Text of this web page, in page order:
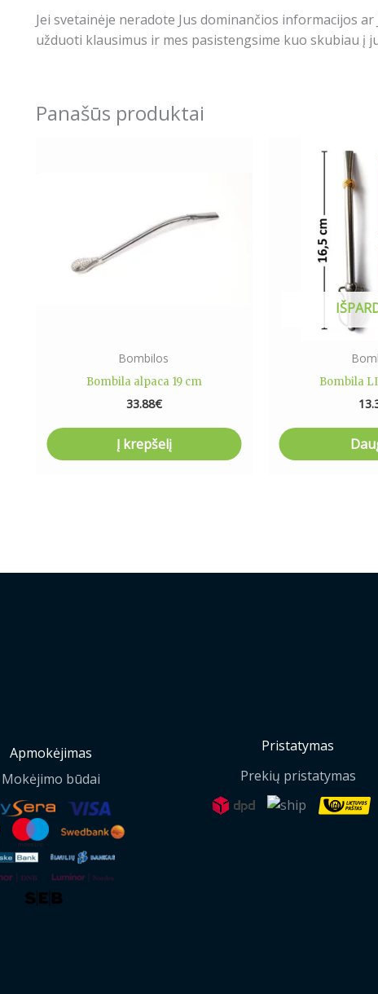
Jei svetainėje neradote Jus dominančios informacijos
užduoti klausimus ir mes pasistengsime kuo skubiau į
Panašūs produktai
Bombilos
Bombila alpaca 19 cm
33.88€
Į krepšelį
Bombila
Apmokėjimas
Mokėjimo būdai
Pristatymas
Prekių pristatymas